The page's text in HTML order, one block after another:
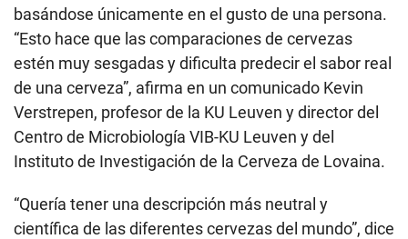
basándose únicamente en el gusto de una persona.
“Esto hace que las comparaciones de cervezas
estén muy sesgadas y dificulta predecir el sabor real
de una cerveza”, afirma en un comunicado Kevin
Verstrepen, profesor de la KU Leuven y director del
Centro de Microbiología VIB-KU Leuven y del
Instituto de Investigación de la Cerveza de Lovaina.
“Quería tener una descripción más neutral y
científica de las diferentes cervezas del mundo”, dice